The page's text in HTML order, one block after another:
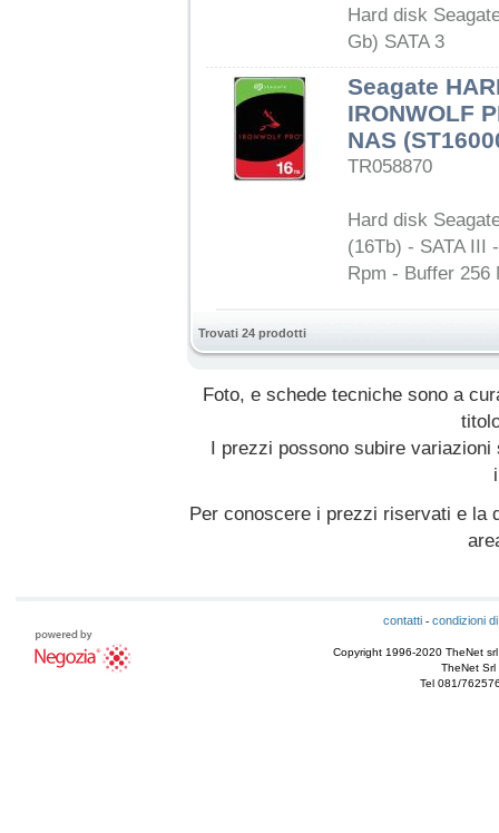
Hard disk
Gb) SATA 3
Seagate
IRONWOLF
NAS
TR058870
Hard disk
(16Tb) - SATA III
Rpm - Buffer 256
Trovati 24 prodotti
Foto, e schede tecniche sono a
I prezzi possono subire
Per conoscere i prezzi riservati e la
contatti- condizioni
Copyright 1996-2020 TheNet
TheNet Srl
Tel 081/